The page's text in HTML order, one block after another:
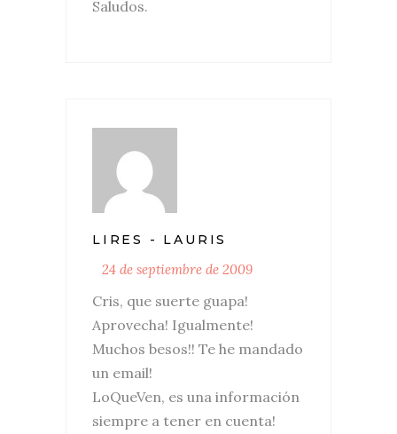
Saludos.
LIRES - LAURIS
24 de septiembre de 2009
Cris, que suerte guapa!
Aprovecha! Igualmente!
Muchos besos!! Te he mandado
un email!
LoQueVen, es una información
siempre a tener en cuenta!